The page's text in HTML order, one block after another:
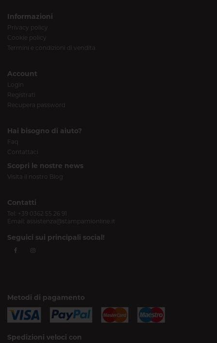
Informazioni
Privacy policy
Cookie policy
Termini e condizioni di vendita
Account
Login
Registrati
Recupera password
Hai bisogno di aiuto?
Faq
Contattaci
Scopri le nostre news
Visita il nostro Blog
Contatti
Tel: +39 0362 55 26 91
Email: assistenza@stampamionline.it
Seguici sui principali social!
Metodi di pagamento
Spedizioni veloci con